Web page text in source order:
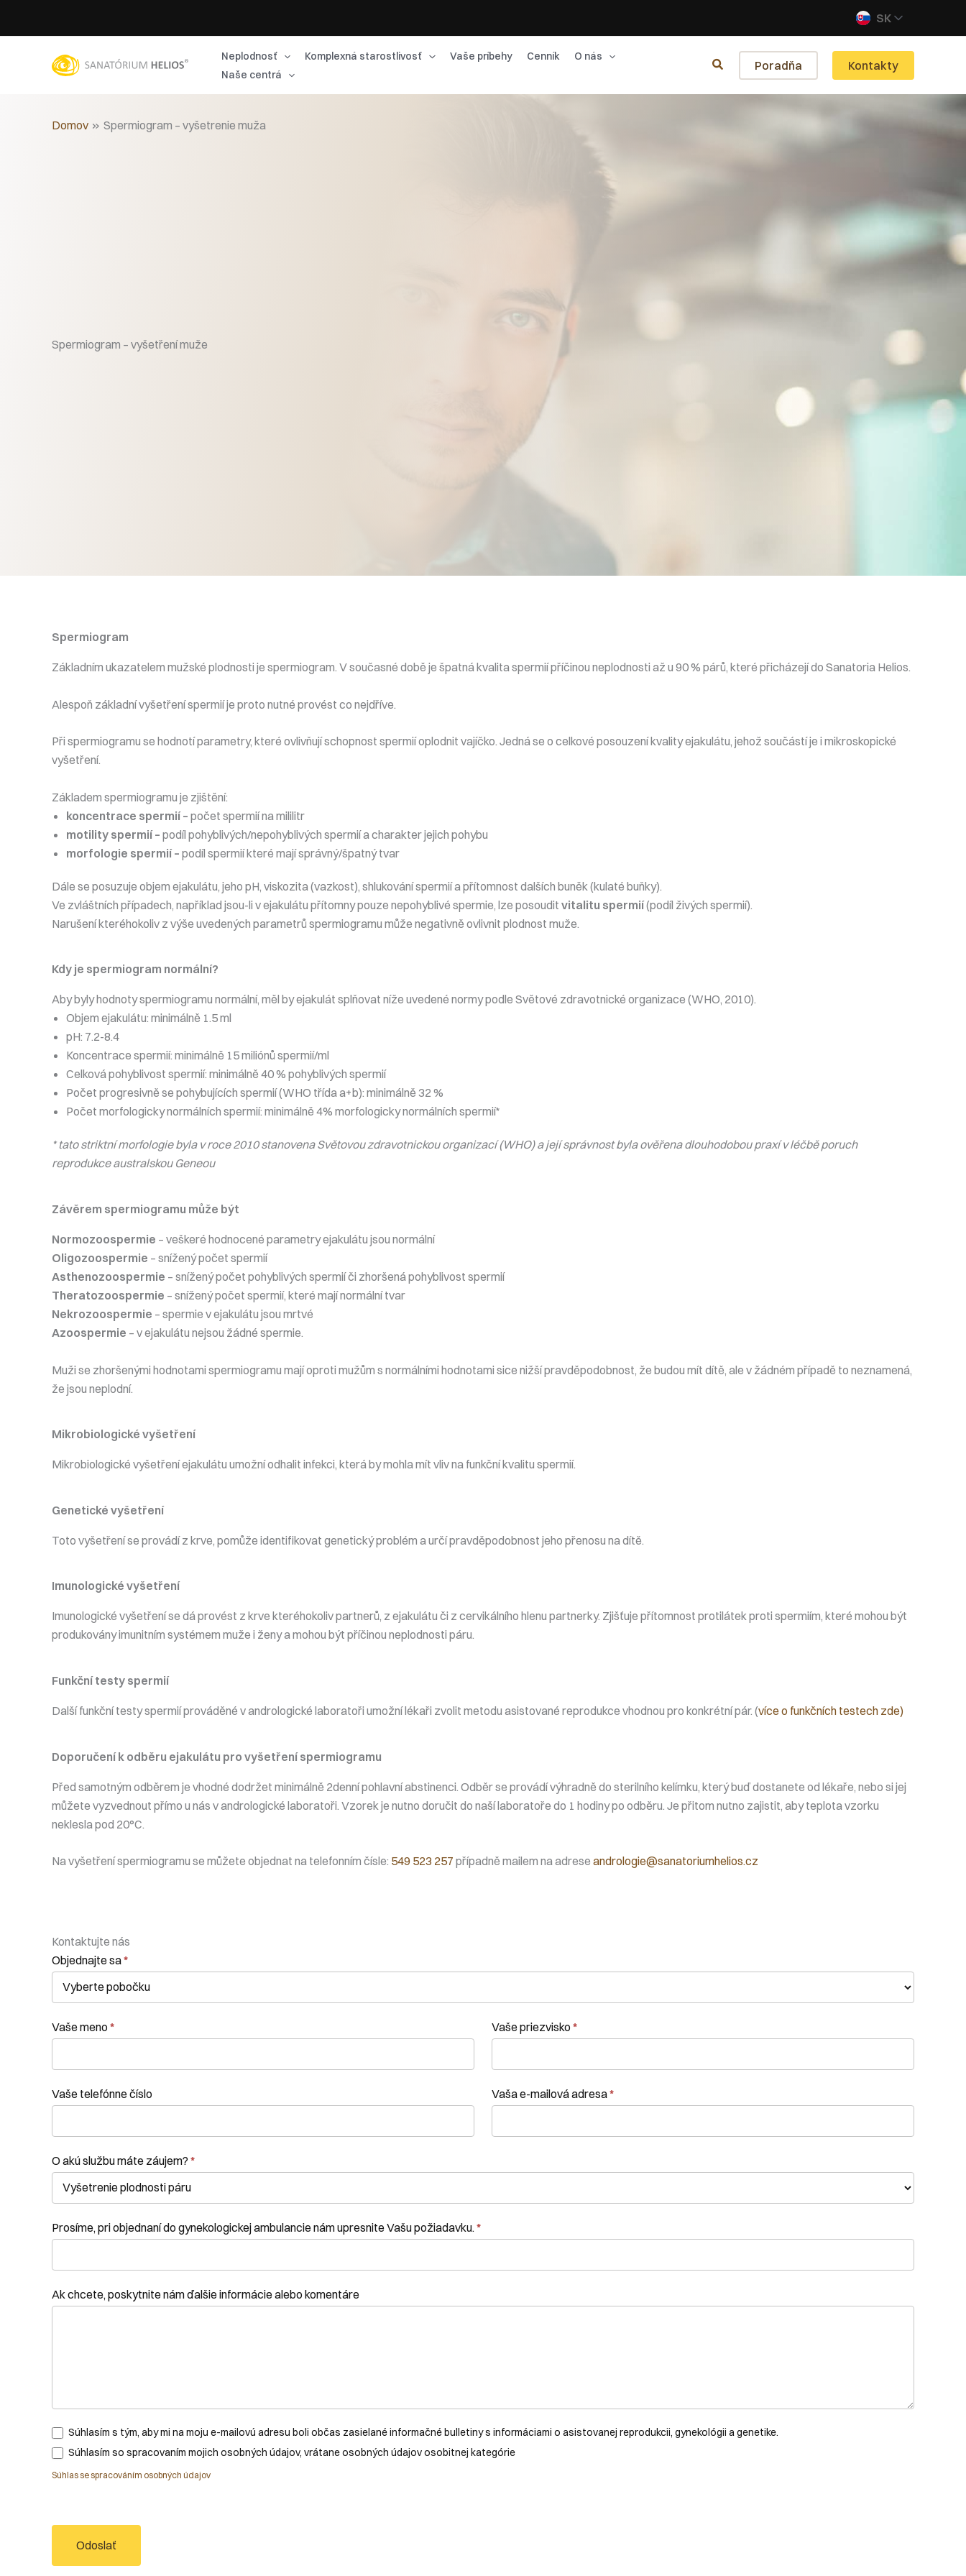
SK
Neplodnosť Komplexná starostlivosť Vaše príbehy Cenník
O nás
Naše centrá
Poradňa Kontakty
Domov Spermiogram – vyšetrenie muža
Spermiogram – vyšetření muže
Spermiogram
Základním ukazatelem mužské plodnosti je spermiogram. V současné době je špatná kvalita spermií příčinou neplodnosti až u 90 % párů, které přicházejí do Sanatoria Helios.
Alespoň základní vyšetření spermií je proto nutné provést co nejdříve.
Při spermiogramu se hodnotí parametry, které ovlivňují schopnost spermií oplodnit vajíčko. Jedná se o celkové posouzení kvality ejakulátu, jehož součástí je i mikroskopické
vyšetření.
Základem spermiogramu je zjištění:
koncentrace spermií – počet spermií na mililitr
motility spermií – podíl pohyblivých/nepohyblivých spermií a charakter jejich pohybu
morfologie spermií – podíl spermií které mají správný/špatný tvar
Dále se posuzuje objem ejakulátu, jeho pH, viskozita (vazkost), shlukování spermií a přítomnost dalších buněk (kulaté buňky).
Ve zvláštních případech, například jsou-li v ejakulátu přítomny pouze nepohyblivé spermie, lze posoudit vitalitu spermií(podíl živých spermií).
Narušení kteréhokoliv z výše uvedených parametrů spermiogramu může negativně ovlivnit plodnost muže.
Kdy je spermiogram normální?
Aby byly hodnoty spermiogramu normální, měl by ejakulát splňovat níže uvedené normy podle Světové zdravotnické organizace (WHO, 2010).
Objem ejakulátu: minimálně 1.5 ml
pH: 7.2-8.4
Koncentrace spermií: minimálně 15 miliónů spermií/ml
Celková pohyblivost spermií: minimálně 40 % pohyblivých spermií
Počet progresivně se pohybujících spermií (WHO třída a+b): minimálně 32 %
Počet morfologicky normálních spermií: minimálně 4% morfologicky normálních spermií*
* tato striktní morfologie byla v roce 2010 stanovena Světovou zdravotnickou organizací (WHO) a její správnost byla ověřena dlouhodobou praxí v léčbě poruch
reprodukce australskou Geneou
Závěrem spermiogramu může být
Normozoospermie – veškeré hodnocené parametry ejakulátu jsou normální
Oligozoospermie – snížený počet spermií
Asthenozoospermie – snížený počet pohyblivých spermií či zhoršená pohyblivost spermií
Theratozoospermie – snížený počet spermií, které mají normální tvar
Nekrozoospermie – spermie v ejakulátu jsou mrtvé
Azoospermie – v ejakulátu nejsou žádné spermie.
Muži se zhoršenými hodnotami spermiogramu mají oproti mužům s normálními hodnotami sice nižší pravděpodobnost, že budou mít dítě, ale v žádném případě to neznamená,
že jsou neplodní.
Mikrobiologické vyšetření
Mikrobiologické vyšetření ejakulátu umožní odhalit infekci, která by mohla mít vliv na funkční kvalitu spermií.
Genetické vyšetření
Toto vyšetření se provádí z krve, pomůže identifikovat genetický problém a určí pravděpodobnost jeho přenosu na dítě.
Imunologické vyšetření
Imunologické vyšetření se dá provést z krve kteréhokoliv partnerů, z ejakulátu či z cervikálního hlenu partnerky. Zjišťuje přítomnost protilátek proti spermiím, které mohou být
produkovány imunitním systémem muže i ženy a mohou být příčinou neplodnosti páru.
Funkční testy spermií
Další funkční testy spermií prováděné v andrologické laboratoři umožní lékaři zvolit metodu asistované reprodukce vhodnou pro konkrétní pár. (více o funkčních testech zde)
Doporučení k odběru ejakulátu pro vyšetření spermiogramu
Před samotným odběrem je vhodné dodržet minimálně 2denní pohlavní abstinenci. Odběr se provádí výhradně do sterilního kelímku, který buď dostanete od lékaře, nebo si jej
můžete vyzvednout přímo u nás v andrologické laboratoři. Vzorek je nutno doručit do naší laboratoře do 1 hodiny po odběru. Je přitom nutno zajistit, aby teplota vzorku
neklesla pod 20°C.
Na vyšetření spermiogramu se můžete objednat na telefonním čísle: 549 523 257 případně mailem na adrese andrologie@sanatoriumhelios.cz
Kontaktujte nás
Kontaktní
formulár
Objednajte sa*
Vaše meno * Vaše priezvisko *
Vaše telefónne číslo Vaša e-mailová adresa*
O akú službu máte záujem? *
Prosíme, pri objednaní do gynekologickej ambulancie nám upresnite Vašu požiadavku. *
Ak chcete, poskytnite nám ďalšie informácie alebo komentáre
Súhlasím s tým, aby mi na moju e-mailovú adresu boli občas zasielané informačné bulletiny s informáciami o asistovanej reprodukcii, gynekológii a genetike.
Súhlasím so spracovaním mojich osobných údajov, vrátane osobných údajov osobitnej kategórie
Súhlas se spracováním osobných údajov
Odoslať